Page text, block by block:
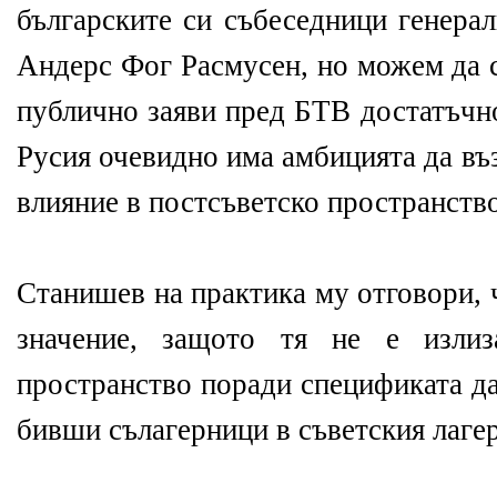
българските си събеседници
Андерс Фог Расмусен, но можем да
публично заяви пред БТВ
Русия очевидно има амбицията да
влияние в постсъветско
Станишев на практика му отговори,
значение, защото тя не е
пространство поради спецификата
бивши сълагерници в съветския